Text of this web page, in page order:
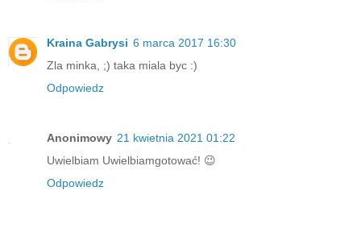
Kraina Gabrysi 6 marca 2017 16:30
Zla minka, ;) taka miala byc :)
Odpowiedz
Anonimowy 21 kwietnia 2021 01:22
Uwielbiam Uwielbiamgotować! 😉
Odpowiedz